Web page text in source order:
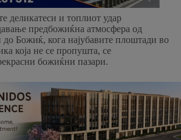
деликатеси и топлиот удар
предбожиќна атмосфера од
Божиќ, кога најубавите плоштади во
која не се пропушта, се
божиќни пазари.